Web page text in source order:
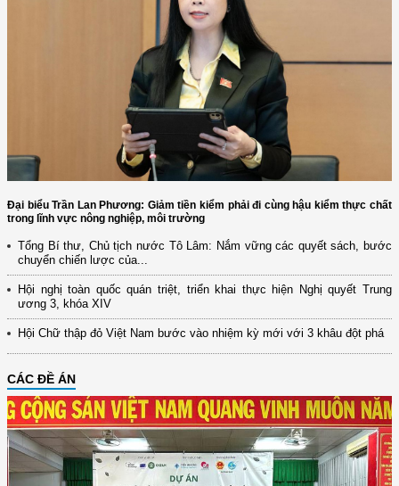
Đại biểu Trần Lan Phương: Giảm tiền kiểm phải đi cùng hậu kiểm thực chất
trong lĩnh vực nông nghiệp, môi trường
Tổng Bí thư, Chủ tịch nước Tô Lâm: Nắm vững các quyết sách, bước
chuyển chiến lược của...
Hội nghị toàn quốc quán triệt, triển khai thực hiện Nghị quyết Trung
ương 3, khóa XIV
Hội Chữ thập đỏ Việt Nam bước vào nhiệm kỳ mới với 3 khâu đột phá
CÁC ĐỀ ÁN